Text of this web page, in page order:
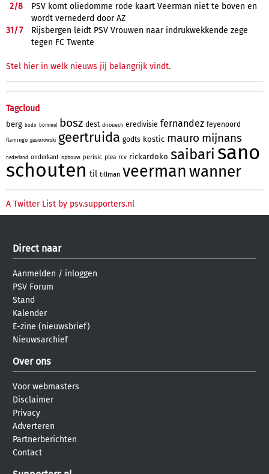
2/8
PSV komt oliedomme rode kaart Veerman niet te boven en
wordt vernederd door AZ
31/7
Rijsbergen leidt PSV Vrouwen naar indrukwekkende zege
tegen FC Twente
Stel hier in welk nieuws jij belangrijk vindt.
Tagcloud
berg bodo bommel bosz dest driouech eredivisie fernandez feyenoord
flamingo gasiorowski geertruida godts kostic mauro mijnans
nederland onderkant opbouw perisic plea rcv rickardoko saibari sano
schouten til tillman veermanwanner
A Twitter List by psv.supporters.nl
Direct naar
Aanmelden / inloggen
PSV Forum
Stand
Kalender
E-zine (nieuwsbrief)
Nieuwsarchief
Over ons
Voor webmasters
Disclaimer
Privacy
Adverteren
Partnerberichten
Contact